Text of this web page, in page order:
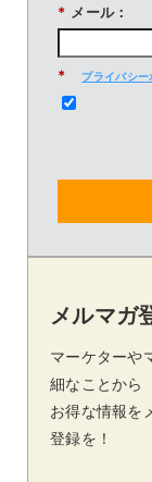
* メール：
* プライバシー
メルマガ
マーケターや
細なことから
お得な情報を
登録を！